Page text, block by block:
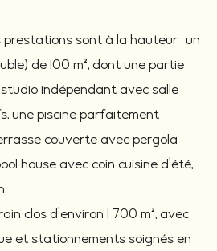
prestations sont à la hauteur : un
de 100 m², dont une partie
indépendant avec salle
une piscine parfaitement
couverte avec pergola
house avec coin cuisine d’été,
clos d’environ 1 700 m², avec
et stationnements soignés en